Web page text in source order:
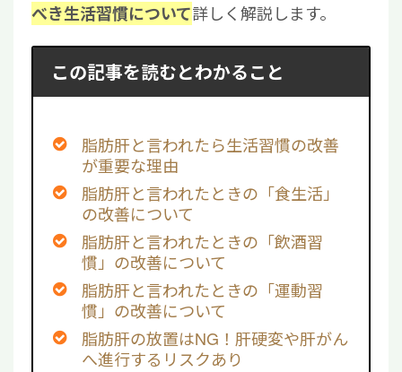
べき生活習慣について詳しく解説します。
この記事を読むとわかること
脂肪肝と言われたら生活習慣の改善
が重要な理由
脂肪肝と言われたときの「食生活」
の改善について
脂肪肝と言われたときの「飲酒習
慣」の改善について
脂肪肝と言われたときの「運動習
慣」の改善について
脂肪肝の放置はNG！肝硬変や肝がん
へ進行するリスクあり